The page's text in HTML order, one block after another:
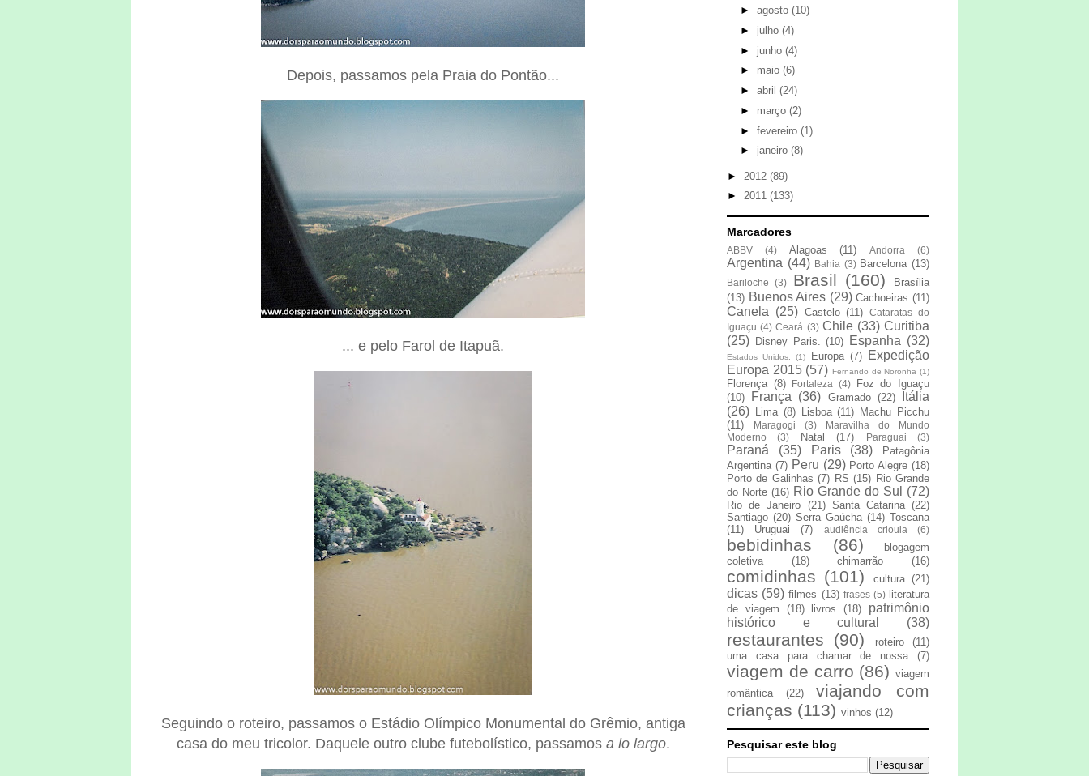
Depois, passamos pela Praia do Pontão...
... e pelo Farol de Itapuã.
Seguindo o roteiro, passamos o Estádio Olímpico Monumental do Grêmio, antiga
casa do meu tricolor. Daquele outro clube futebolístico, passamos a lo largo.
► agosto (10)
► julho (4)
► junho (4)
► maio (6)
► abril (24)
► março (2)
► fevereiro (1)
► janeiro (8)
► 2012 (89)
► 2011 (133)
Marcadores
ABBV (4) Alagoas (11) Andorra (6)
Argentina (44) Bahia (3) Barcelona (13)
Bariloche (3) Brasil (160)
Brasília
(13) Buenos Aires (29) Cachoeiras (11)
Canela (25) Castelo (11)
Cataratas do
Iguaçu (4) Ceará (3) Chile (33) Curitiba
(25) Disney Paris. (10) Espanha (32)
Estados Unidos. (1) Europa (7)
Expedição
Europa 2015 (57) Fernando de Noronha (1)
Florença (8) Fortaleza (4)
Foz do Iguaçu
(10)
França (36) Gramado (22)
Itália
(26)
Lima (8) Lisboa (11) Machu Picchu
(11)
Maragogi (3)
Maravilha do Mundo
Moderno
(3) Natal (17) Paraguai (3)
Paraná (35) Paris (38)
Patagônia
Argentina (7) Peru (29) Porto Alegre (18)
Porto de Galinhas (7) RS (15) Rio Grande
do Norte (16) Rio Grande do Sul (72)
Rio de Janeiro (21) Santa Catarina (22)
Santiago (20) Serra Gaúcha (14) Toscana
(11)
Uruguai (7) audiência crioula (6)
bebidinhas (86)
blogagem
coletiva
(18) chimarrão (16)
comidinhas (101) cultura (21)
dicas (59) filmes (13) frases (5)
literatura
de viagem
(18) livros (18)
patrimônio
histórico e cultural
(38)
restaurantes (90) roteiro
(11)
uma casa para chamar de nossa
(7)
viagem de carro (86) viagem
romântica
(22)
viajando com
crianças (113) vinhos (12)
Pesquisar este blog